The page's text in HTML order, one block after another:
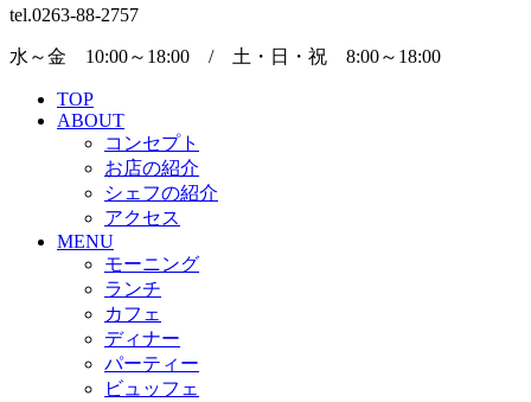
tel.0263-88-2757
水～金 10:00～18:00 / 土・日・祝 8:00～18:00
TOP
ABOUT
コンセプト
お店の紹介
シェフの紹介
アクセス
MENU
モーニング
ランチ
カフェ
ディナー
パーティー
ビュッフェ